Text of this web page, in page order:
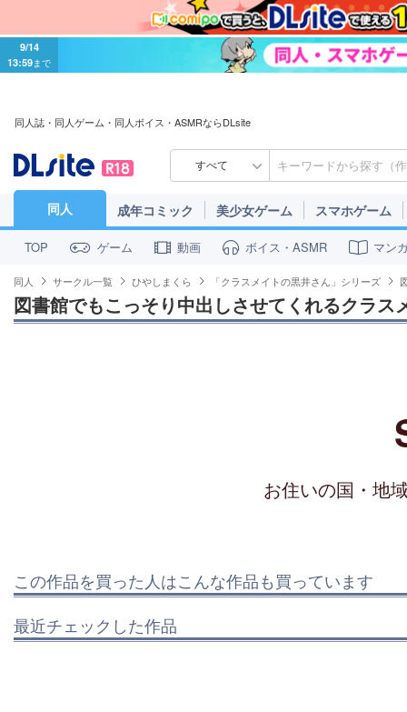
9/14
13:59まで
同人誌・同人ゲーム・同人ボイス・ASMRならDLsite
すべて
同人 成年コミック 美少女ゲーム スマホゲーム
TOP ゲーム 動画 ボイス・ASMR マン
同人 サークル一覧 ひやしまくら 「クラスメイトの黒井さん」シリーズ
図書館でもこっそり中出しさせてくれるクラス
お住いの国・地
この作品を買った人はこんな作品も買っています
最近チェックした作品